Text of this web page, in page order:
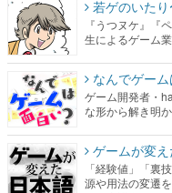
なんでゲー
ゲーム開発者・
な形から解き明
ゲームが変
「経験値」「裏
源や用法の変遷
カテゴリ